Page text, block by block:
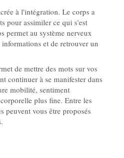
à l'intégration. Le corps a
pour assimiler ce qui s'est
permet au système nerveux
et de retrouver un
de mettre des mots sur vos
continuer à se manifester dans
mobilité, sentiment
plus fine. Entre les
peuvent vous être proposés